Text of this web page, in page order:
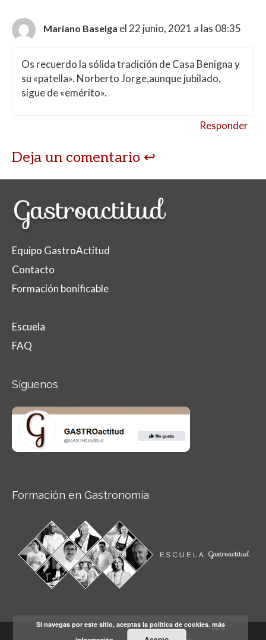
Mariano Baselga el 22 junio, 2021 a las 08:35
Os recuerdo la sólida tradición de Casa Benigna y
su «patella». Norberto Jorge,aunque jubilado,
sigue de «emérito».
Responder
Deja un comentario
Equipo GastroActitud
Contacto
Formación bonificable
Escuela
FAQ
Síguenos
Formación en Gastronomía
Si navegas por este sitio, aceptas la política de cookies.más